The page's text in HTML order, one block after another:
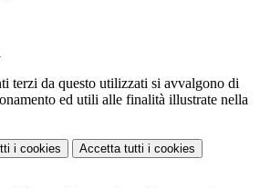
terzi da questo utilizzati si avvalgono di
ed utili alle finalità illustrate nella
i cookies Accetta tutti i cookies